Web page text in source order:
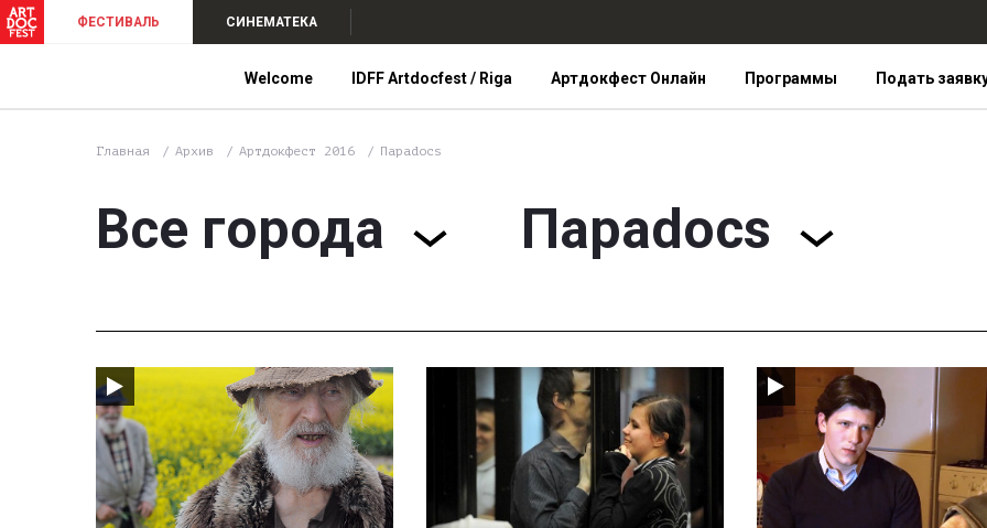
ФЕСТИВАЛЬ СИНЕМАТЕКА
Welcome IDFF Artdocfest / Riga Артдокфест Онлайн Программы Подать
Главная Архив Артдокфест 2016 Параdocs
Все города Параdocs